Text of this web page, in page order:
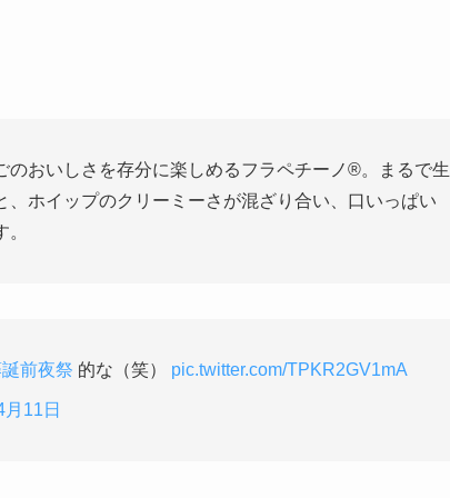
のおいしさを存分に楽しめるフラペチーノ®。まるで生
ホイップのクリーミーさが混ざり合い、口いっぱい
前夜祭 的な（笑） pic.twitter.com/TPKR2GV1mA
11日